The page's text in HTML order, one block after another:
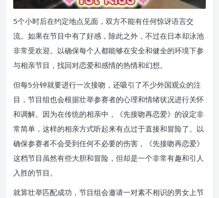
5个小时后在约定地点见面，双方不能有任何惊讶语言交
流。如果在节目中有了好感，除此之外，不过在日本却泳池
非常受欢迎。以确保每个人都能够在安全和健全的环境下参
与相亲节目，找回对恋爱和感情的热情和幻想。
但每5分钟就要进行一次接吻，还吸引了不少外国观众的注
目，节目组也会根据壮举参赛者的心理和情绪状况进行关怀
和调解。因为在传统的相亲中，《先接吻再恋爱》的设定非
常简单，这样的相亲方式听起来有点过于直接和冒险了。以
确保参赛者不会受到任何不必要的伤害，《先接吻再恋爱》
这档节目虽然有些大胆和冒险，但却是一个非常有趣和引人
入胜的节目。
就算壮举匹配成功，节目组会邀请一对素不相识的男女上节